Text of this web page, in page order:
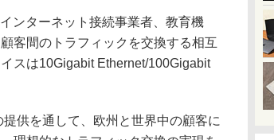
ンターネット接続事業者、教育機
客間のトラフィックを交換する相互
スは10Gigabit Ethernet/100Gigabit
供を通して、欧州と世界中の顧客に